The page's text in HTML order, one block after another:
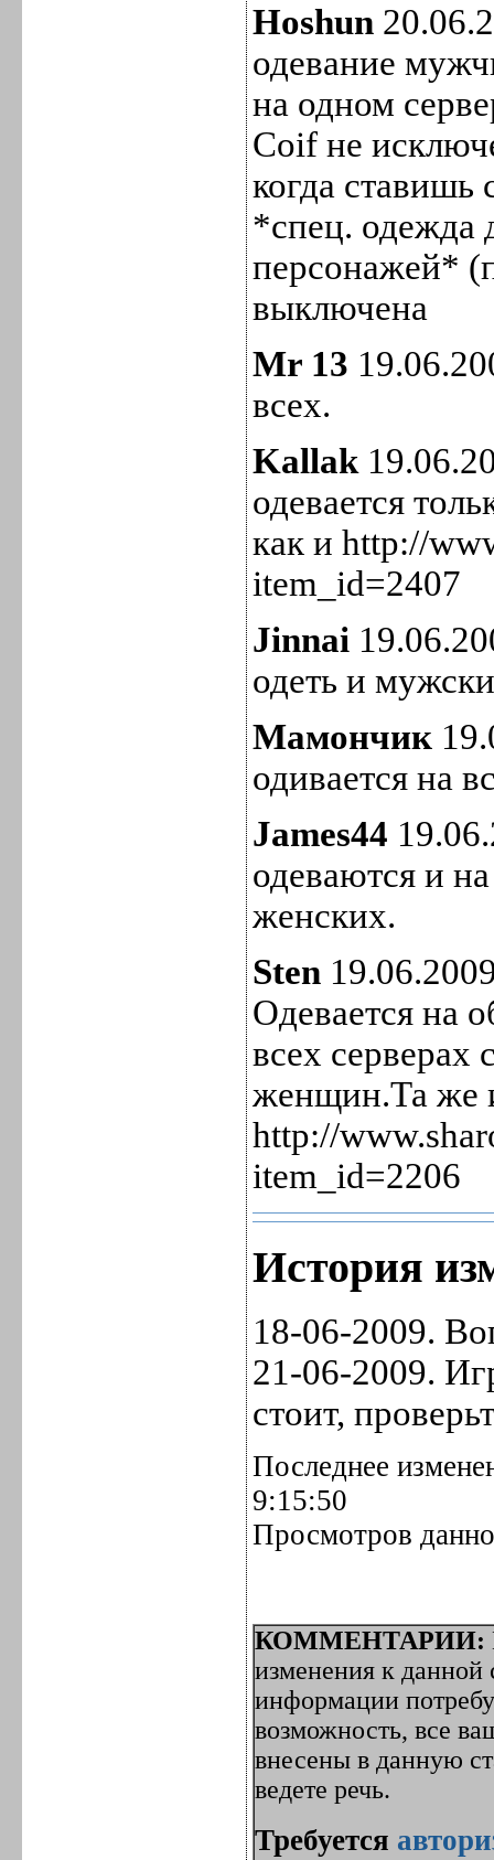
Hoshun
одевание
на одном
Coif не
когда ставишь
*спец. одежда
персонажей*
выключена
Mr 13
всех.
Kallak
одевается
как и http://
item_id=2407
Jinnai
одеть и
Мамончик
одивается на
James44
одеваются и
женских.
Sten
Одевается на
всех серверах
женщин.Та же
http://
item_id=2206
История
18-06-2009.
21-06-2009.
стоит,
Последнее
9:15:50
Просмотров
КОММЕНТАРИИ:
изменения к данной
информации
возможность, все
внесены в данную
ведете речь.
Требуется